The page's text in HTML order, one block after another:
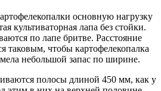
основную нагрузку
культиваторная лапа без стойки.
по лапе бритве. Расстояние
таковым, чтобы картофелекопалка
небольшой запас по ширине.
полосы длиной 450 мм, как у